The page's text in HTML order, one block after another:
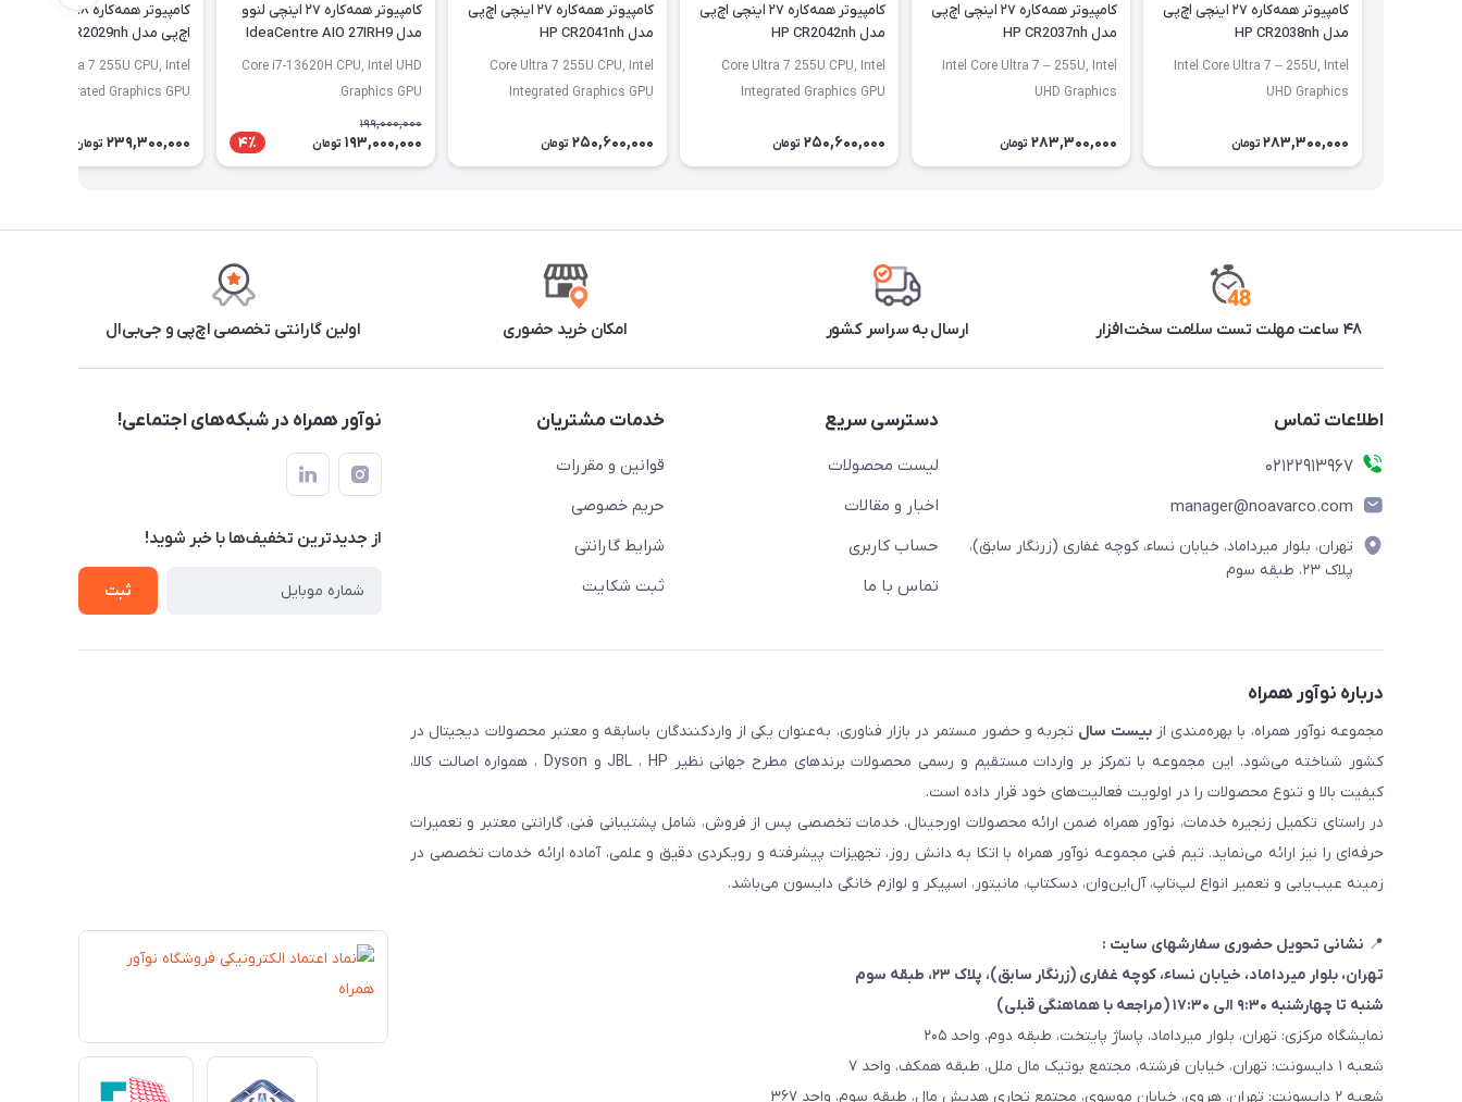
کامپیوتر همه‌کاره ۲۷ اینچی اچ‌پی
مدل HP CR2038nh
Intel Core Ultra 7 – 255U, Intel
UHD Graphics
283,300,000 تومان
کامپیوتر همه‌کاره ۲۷ اینچی اچ‌پی
مدل HP CR2037nh
Intel Core Ultra 7 – 255U, Intel
UHD Graphics
283,300,000 تومان
کامپیوتر همه‌کاره ۲۷ اینچی اچ‌پی
مدل HP CR2042nh
Core Ultra 7 255U CPU, Intel
Integrated Graphics GPU
250,600,000 تومان
کامپیوتر همه‌کاره ۲۷ اینچی اچ‌پی
مدل HP CR2041nh
Core Ultra 7 255U CPU, Intel
Integrated Graphics GPU
250,600,000 تومان
کامپیوتر همه‌کاره ۲۷ اینچی لنوو
مدل IdeaCentre AIO 27IRH9
Core i7-13620H CPU, Intel UHD
Graphics GPU
199,000,000
193,000,000 تومان 4٪
اچ‌پی مدل HP CR2029nh
Core Ultra 7 255U CPU, Intel
Integrated Graphics GPU
239,300,000 تومان
۴۸ ساعت مهلت تست سلامت سخت‌افزار ارسال به سراسر کشور امکان خرید حضوری اولین گارانتی تخصصی اچ‌پی و جی‌بی‌ال
اطلاعات تماس
02122913967
manager@noavarco.com
تهران، بلوار میرداماد، خیابان نساء، کوچه غفاری (زرنگار سابق)،
پلاک ۲۳، طبقه سوم
دسترسی سریع
لیست محصولات
اخبار و مقالات
حساب کاربری
تماس با ما
خدمات مشتریان
قوانین و مقررات
حریم خصوصی
شرایط گارانتی
ثبت شکایت
نوآور همراه در شبکه‌های اجتماعی!
از جدید‌ترین تخفیف‌ها با‌ خبر شوید!
ثبت
درباره نوآور همراه
مجموعه نوآور همراه، با بهره‌مندی ازبیست سال تجربه و حضور مستمر در بازار فناوری، به‌عنوان یکی از واردکنندگان باسابقه و معتبر محصولات دیجیتال در
کشور شناخته می‌شود. این مجموعه با تمرکز بر واردات مستقیم و رسمی محصولات برندهای مطرح جهانی نظیر JBL ، HP و Dyson ، همواره اصالت کالا،
کیفیت بالا و تنوع محصولات را در اولویت فعالیت‌های خود قرار داده است.
در راستای تکمیل زنجیره خدمات، نوآور همراه ضمن ارائه محصولات اورجینال، خدمات تخصصی پس از فروش، شامل پشتیبانی فنی، گارانتی معتبر و تعمیرات
حرفه‌ای را نیز ارائه می‌نماید. تیم فنی مجموعه نوآور همراه با اتکا به دانش روز، تجهیزات پیشرفته و رویکردی دقیق و علمی، آماده ارائه خدمات تخصصی در
زمینه عیب‌یابی و تعمیر انواع لپ‌تاپ، آل‌این‌وان، دسکتاپ، مانیتور، اسپیکر و لوازم خانگی دایسون می‌باشد.
📍 نشانی تحویل حضوری سفارشهای سایت :
تهران، بلوار میرداماد، خیابان نساء، کوچه غفاری (زرنگار سابق)، پلاک ۲۳، طبقه سوم
شنبه تا چهارشنبه ۹:۳۰ الی ۱۷:۳۰ (مراجعه با هماهنگی قبلی)
نمایشگاه مرکزی: تهران، بلوار میرداماد، پاساژ پایتخت، طبقه دوم، واحد ۲۰۵
شعبه ۱ دایسونت: تهران، خیابان فرشته، مجتمع بوتیک مال ملل، طبقه همکف، واحد ۷
شعبه ۲ دایسونت: تهران، هروی، خیابان موسوی، مجتمع تجاری هدیش مال، طبقه سوم، واحد ۳۶۷